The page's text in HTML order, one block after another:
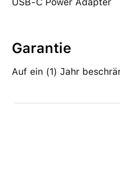
Garantie
Auf ein (1) Jahr